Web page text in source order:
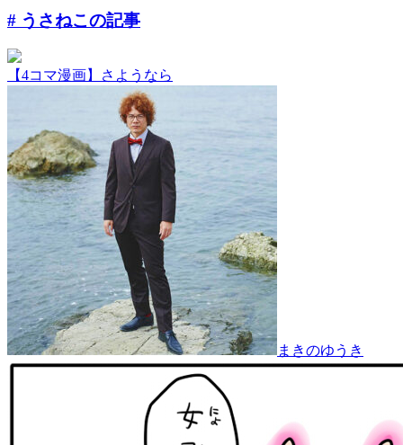
# うさねこの記事
【4コマ漫画】さようなら
まきのゆうき